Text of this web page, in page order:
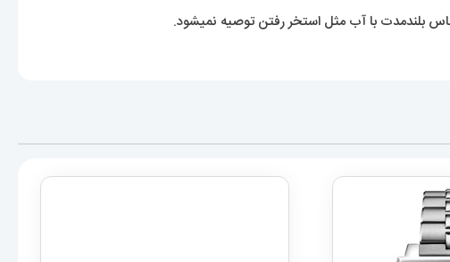
بلندمدت با آب مثل استخر رفتن توصیه نمیشود.